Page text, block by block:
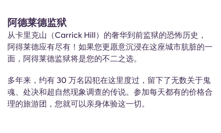
阿德莱德监狱
从卡里克山（Carrick Hill）的奢华到前监狱的恐怖历史，
阿得莱德应有尽有！如果您更愿意沉浸在这座城市肮脏的一
面，阿得莱德监狱将是您的不二之选。
多年来，约有 30 万名囚犯在这里度过，留下了无数关于鬼
魂、处决和超自然现象调查的传说。参加每天都有的价格合
理的旅游团，您就可以亲身体验这一切。